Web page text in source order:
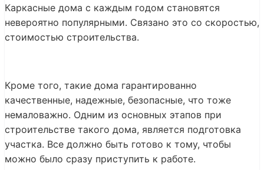
Каркасные дома с каждым годом становятся
невероятно популярными. Связано это со скоростью,
стоимостью строительства.
Кроме того, такие дома гарантированно
качественные, надежные, безопасные, что тоже
немаловажно. Одним из основных этапов при
строительстве такого дома, является подготовка
участка. Все должно быть готово к тому, чтобы
можно было сразу приступить к работе.